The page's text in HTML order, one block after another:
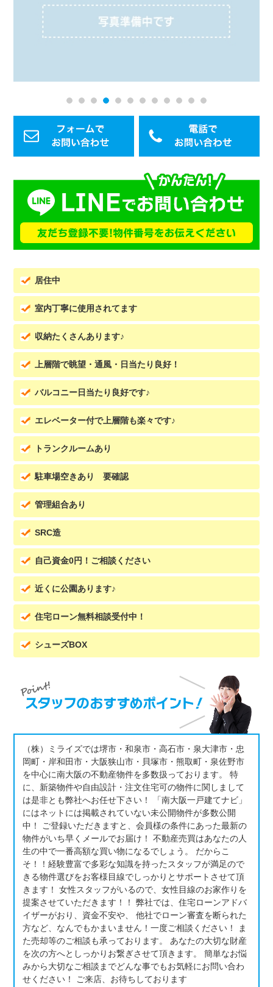
10 11
居住中
室内丁寧に使用されてます
収納たくさんあります♪
上層階で眺望・通風・日当たり良好！
バルコニー日当たり良好です♪
エレベーター付で上層階も楽々です♪
トランクルームあり
駐車場空きあり 要確認
管理組合あり
SRC造
自己資金0円！ご相談ください
近くに公園あります♪
住宅ローン無料相談受付中！
シューズBOX
（株）ミライズでは堺市・和泉市・高石市・泉大津市・忠
岡町・岸和田市・大阪狭山市・貝塚市・熊取町・泉佐野市
を中心に南大阪の不動産物件を多数扱っております。 特
に、新築物件や自由設計・注文住宅可の物件に関しまして
は是非とも弊社へお任せ下さい！ 「南大阪一戸建てナビ」
にはネットには掲載されていない未公開物件が多数公開
中！ ご登録いただきますと、会員様の条件にあった最新の
物件がいち早くメールでお届け！ 不動産売買はあなたの人
生の中で一番高額な買い物になるでしょう。 だからこ
そ！！経験豊富で多彩な知識を持ったスタッフが満足ので
きる物件選びをお客様目線でしっかりとサポートさせて頂
きます！ 女性スタッフがいるので、女性目線のお家作りを
提案させていただきます！！ 弊社では、住宅ローンアドバ
イザーがおり、資金不安や、 他社でローン審査を断られた
方など、なんでもかまいません！一度ご相談ください！ ま
た売却等のご相談も承っております。 あなたの大切な財産
を次の方へとしっかりお繋ぎさせて頂きます。 簡単なお悩
みから大切なご相談までどんな事でもお気軽にお問い合わ
せください！ ご来店、お待ちしております